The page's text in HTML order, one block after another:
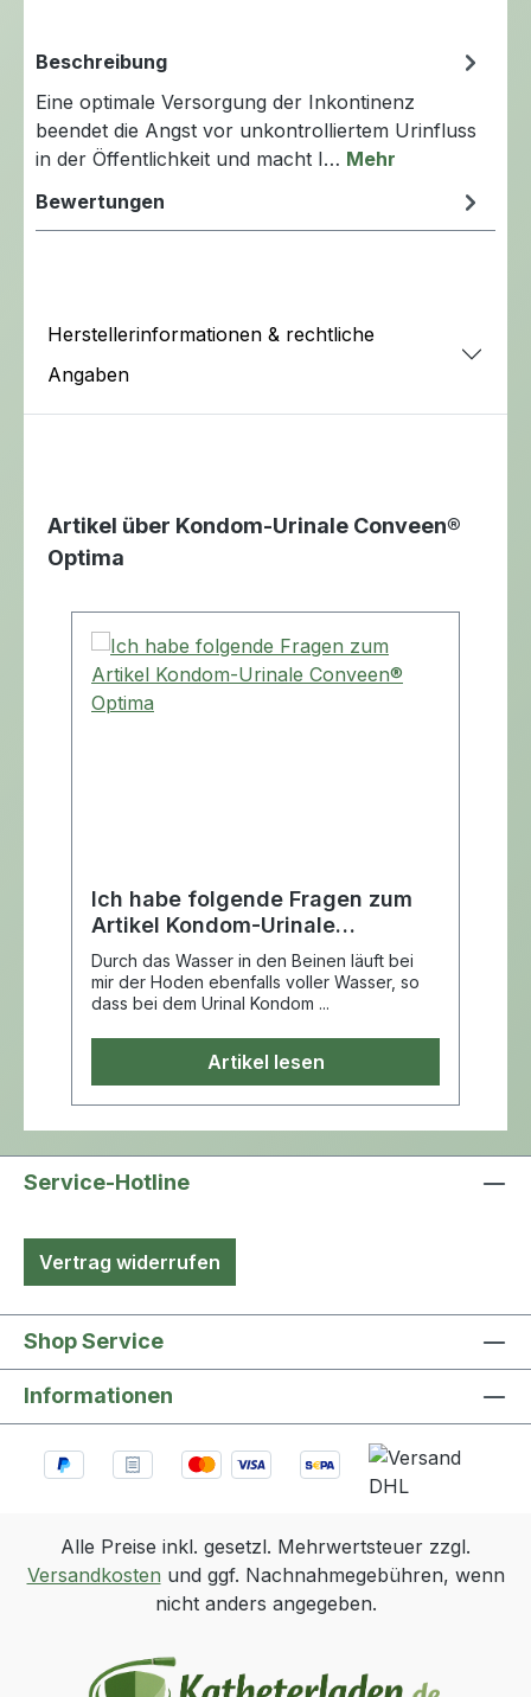
Beschreibung
Eine optimale Versorgung der Inkontinenz
beendet die Angst vor unkontrolliertem Urinfluss
in der Öffentlichkeit und macht I… Mehr
Bewertungen
Herstellerinformationen & rechtliche
Angaben
Artikel über Kondom-Urinale Conveen®
Optima
Ich habe folgende Fragen zum
Artikel Kondom-Urinale
Conveen® Optima
Durch das Wasser in den Beinen läuft bei
mir der Hoden ebenfalls voller Wasser, so
dass bei dem Urinal Kondom ...
Artikel lesen
Service-Hotline
Vertrag widerrufen
Shop Service
Informationen
Alle Preise inkl. gesetzl. Mehrwertsteuer zzgl.
Versandkosten und ggf. Nachnahmegebühren, wenn
nicht anders angegeben.